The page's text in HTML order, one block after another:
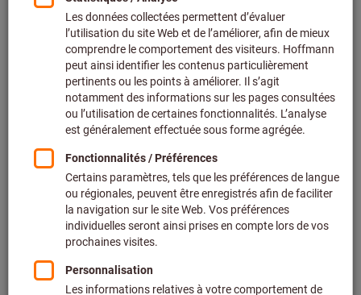
Prix par 1 Unité
+ TVA en vigueur
Prix personnalisés pour les clients professionnels après
connexion.